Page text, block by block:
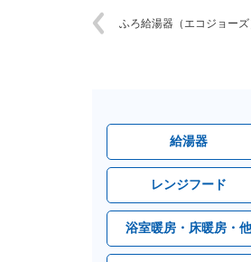
ふろ給湯器（エコジョー
給湯器
レンジフード
浴室暖房・床暖房・他